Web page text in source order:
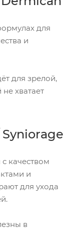
для
и
для зрелой,
хватает
качеством
и
для ухода
в